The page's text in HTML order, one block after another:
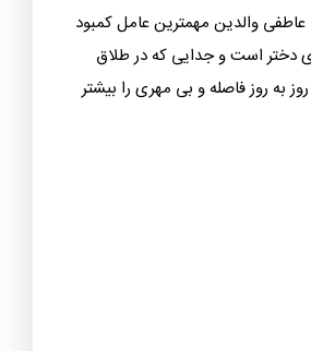
باعث می شود تا مهر و محبت پدر
شود.
که خودشان کمبود محبت داشته اند
خود را به دختران هم منتقل می